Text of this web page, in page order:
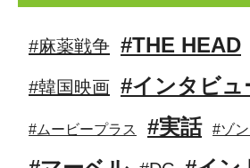
#麻薬戦争 #THE HEAD
#韓国映画 #インタビュ
#ムービープラス #実話 #ゾ